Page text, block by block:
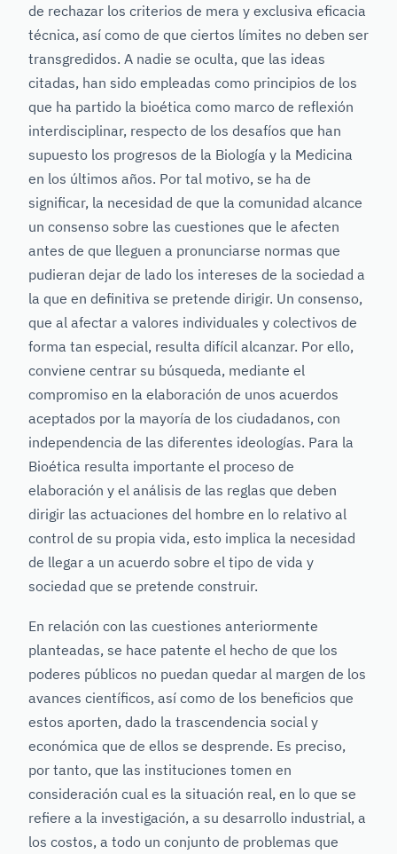
de rechazar los criterios de mera y exclusiva eficacia
técnica, así como de que ciertos límites no deben ser
transgredidos. A nadie se oculta, que las ideas
citadas, han sido empleadas como principios de los
que ha partido la bioética como marco de reflexión
interdisciplinar, respecto de los desafíos que han
supuesto los progresos de la Biología y la Medicina
en los últimos años. Por tal motivo, se ha de
significar, la necesidad de que la comunidad alcance
un consenso sobre las cuestiones que le afecten
antes de que lleguen a pronunciarse normas que
pudieran dejar de lado los intereses de la sociedad a
la que en definitiva se pretende dirigir. Un consenso,
que al afectar a valores individuales y colectivos de
forma tan especial, resulta difícil alcanzar. Por ello,
conviene centrar su búsqueda, mediante el
compromiso en la elaboración de unos acuerdos
aceptados por la mayoría de los ciudadanos, con
independencia de las diferentes ideologías. Para la
Bioética resulta importante el proceso de
elaboración y el análisis de las reglas que deben
dirigir las actuaciones del hombre en lo relativo al
control de su propia vida, esto implica la necesidad
de llegar a un acuerdo sobre el tipo de vida y
sociedad que se pretende construir.
En relación con las cuestiones anteriormente
planteadas, se hace patente el hecho de que los
poderes públicos no puedan quedar al margen de los
avances científicos, así como de los beneficios que
estos aporten, dado la trascendencia social y
económica que de ellos se desprende. Es preciso,
por tanto, que las instituciones tomen en
consideración cual es la situación real, en lo que se
refiere a la investigación, a su desarrollo industrial, a
los costos, a todo un conjunto de problemas que